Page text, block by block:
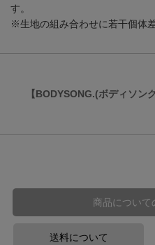
す。
※生地の組み合わせに若干個体
【BODYSONG.(ボディソン
商品について
送料について